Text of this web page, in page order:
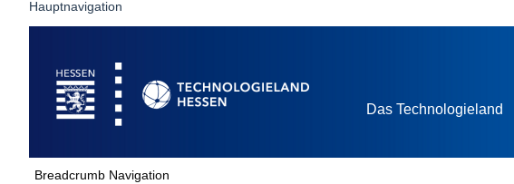
Hauptnavigation
Startseite
Das Technologieland
Breadcrumb Navigation